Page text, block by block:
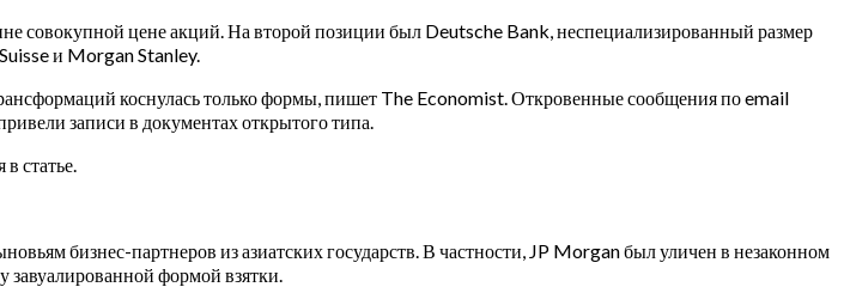
совокупной цене акций. На второй позиции был Deutsche Bank, неспециализированный размер
и Morgan Stanley.
коснулась только формы, пишет The Economist. Откровенные сообщения по email
записи в документах открытого типа.
статье.
бизнес-партнеров из азиатских государств. В частности, JP Morgan был уличен в незаконном
формой взятки.